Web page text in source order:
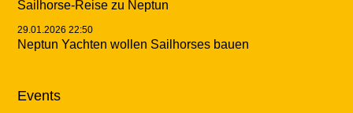
Sailhorse-Reise zu Neptun
29.01.2026 22:50
Neptun Yachten wollen Sailhorses bauen
Events